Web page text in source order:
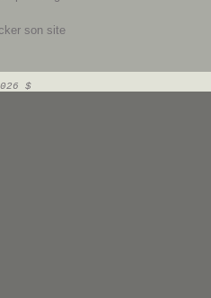
son site
$